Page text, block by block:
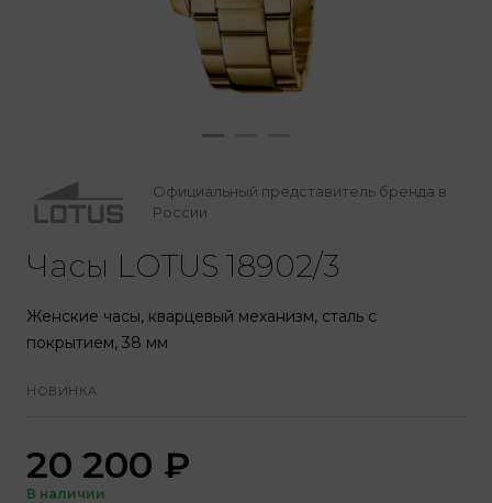
Официальный представитель бренда в
России
Часы LOTUS 18902/3
Женские часы, кварцевый механизм, сталь с
покрытием, 38 мм
НОВИНКА
20 200 ₽
В наличии